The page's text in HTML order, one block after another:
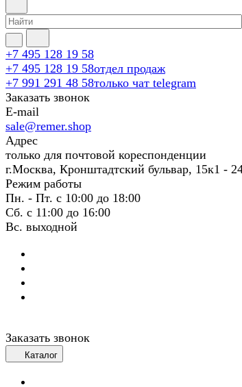
+7 495 128 19 58
+7 495 128 19 58отдел продаж
+7 991 291 48 58только чат telegram
Заказать звонок
E-mail
sale@remer.shop
Адрес
только для почтовой кореспонденции
г.Москва, Кронштадтский бульвар, 15к1 -
Режим работы
Пн. - Пт. с 10:00 до 18:00
Сб. с 11:00 до 16:00
Вс. выходной
Заказать звонок
Каталог